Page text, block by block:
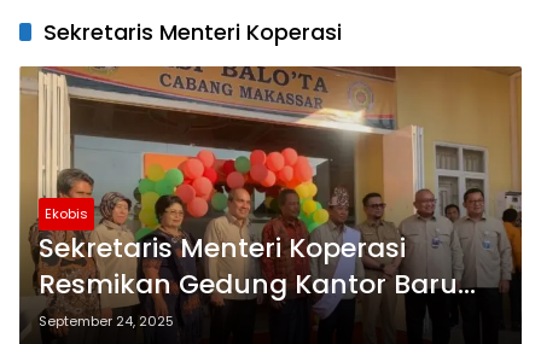
Sekretaris Menteri Koperasi
Ekobis
Sekretaris Menteri Koperasi
Resmikan Gedung Kantor Baru
KSP Balo’ta Cabang Makassar
September 24, 2025